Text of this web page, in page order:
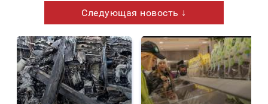
Следующая новость ↓